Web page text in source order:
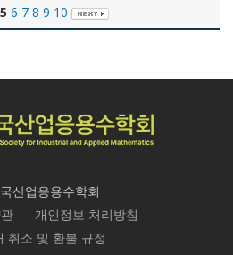
5 6 7 8 9 10
산업응용수학회
개인정보 처리방침
취소 및 환불 규정